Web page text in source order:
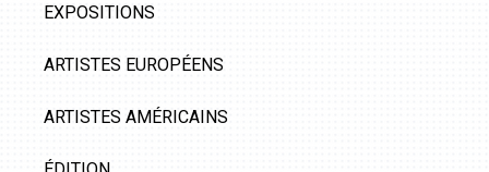
EXPOSITIONS
ARTISTES EUROPÉENS
ARTISTES AMÉRICAINS